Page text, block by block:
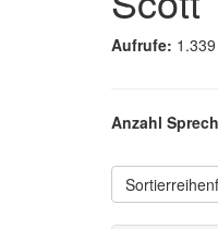
Aufrufe: 1.339
Anzahl